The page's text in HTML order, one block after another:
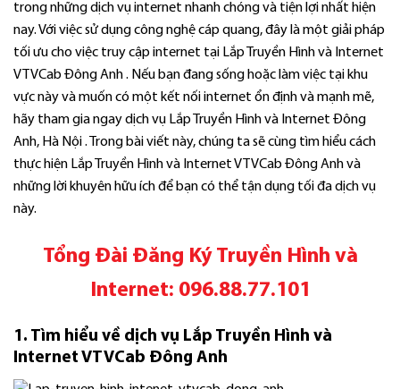
trong những dịch vụ internet nhanh chóng và tiện lợi nhất hiện
nay. Với việc sử dụng công nghệ cáp quang, đây là một giải pháp
tối ưu cho việc truy cập internet tại Lắp Truyền Hình và Internet
VTVCab Đông Anh . Nếu bạn đang sống hoặc làm việc tại khu
vực này và muốn có một kết nối internet ổn định và mạnh mẽ,
hãy tham gia ngay dịch vụ Lắp Truyền Hình và Internet Đông
Anh, Hà Nội . Trong bài viết này, chúng ta sẽ cùng tìm hiểu cách
thực hiện Lắp Truyền Hình và Internet VTVCab Đông Anh và
những lời khuyên hữu ích để bạn có thể tận dụng tối đa dịch vụ
này.
Tổng Đài Đăng Ký Truyền Hình và
Internet: 096.88.77.101
1. Tìm hiểu về dịch vụ Lắp Truyền Hình và
Internet VTVCab Đông Anh